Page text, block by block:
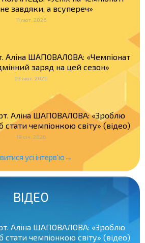
завдяки, а всупереч»
11 лют. 2026
Аліна ШАПОВАЛОВА: «Чемпіонат
заряд на цей сезон»
03 лют. 2026
Аліна ШАПОВАЛОВА: «Зроблю
чемпіонкою світу» (відео)
19 січ. 2026
усі інтерв'ю→
ВІДЕО
Аліна ШАПОВАЛОВА: «Зроблю
чемпіонкою світу» (відео)